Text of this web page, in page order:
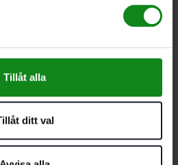
Tillåt alla
ditt val
FS-